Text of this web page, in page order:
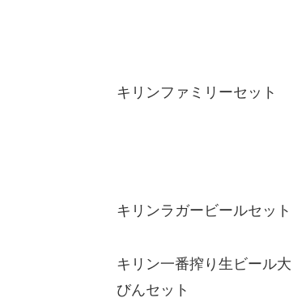
キリンファミリーセット
キリンラガービールセット
キリン一番搾り生ビール大
びんセット